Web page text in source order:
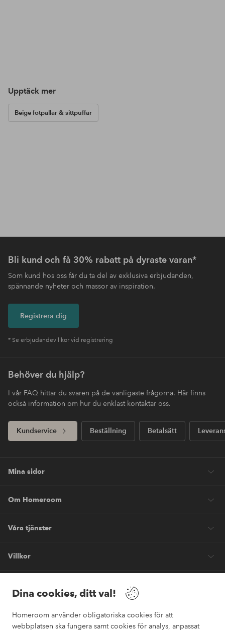
Dina cookies, ditt val!
Homeroom använder obligatoriska cookies för att
webbplatsen ska fungera samt cookies för analys, anpassat
Upptäck mer
Beige fotpallar & sittpuffar
Bli kund och få 30% rabatt på dyraste varan*
Som kund hos oss får du ta del av exklusiva erbjudanden,
spännande nyheter och massor av inspiration.
Registrera dig
* Se erbjudandevillkor vid registrering
Behöver du hjälp?
I vår FAQ hittar du svaren på de vanligaste frågorna. Här finns
också information om hur du enklast kontaktar oss.
Kundservice Beställning Betalsätt
Mina sidor
Om Homeroom
Våra tjänster
Villkor